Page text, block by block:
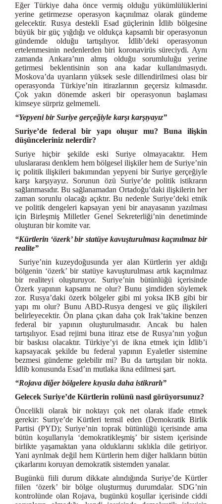
Eğer Türkiye daha önce vermiş olduğu yükümlülüklerini
yerine getirmezse operasyon kaçınılmaz olarak gündeme
gelecektir. Rusya destekli Esad güçlerinin İdlib bölgesine
büyük bir güç yığdığı ve oldukça kapsamlı bir operasyonun
gündemde olduğu tartışılıyor. İdlib’deki operasyonun
ertelenmesinin nedenlerden biri koronavirüs süreciydi. Aynı
zamanda Ankara’nın almış olduğu sorumluluğu yerine
getirmesi beklentisinin son ana kadar kullanılmasıydı.
Moskova’da uyarıların yüksek sesle dillendirilmesi olası bir
operasyonda Türkiye’nin itirazlarının geçersiz kılmasıdır.
Çok yakın dönemde askeri bir operasyonun başlaması
kimseye sürpriz gelmemeli.
“Yepyeni bir Suriye gerçeğiyle karşı karşıyayız”
Suriye’de federal bir yapı oluşur mu? Buna ilişkin
düşünceleriniz nelerdir?
Suriye hiçbir şekilde eski Suriye olmayacaktır. Hem
uluslararası denklem hem bölgesel ilişkiler hem de Suriye’nin
iç politik ilişkileri bakımından yepyeni bir Suriye gerçeğiyle
karşı karşıyayız. Sorunun özü Suriye’de politik istikrarın
sağlanmasıdır. Bu sağlanamadan Ortadoğu’daki ilişkilerin her
zaman sorunlu olacağı açıktır. Bu nedenle Suriye’deki etnik
ve politik dengeleri kapsayan yeni bir anayasanın yazılması
için Birleşmiş Milletler Genel Sekreterliği’nin denetiminde
oluşturan bir komite var.
“Kürtlerin ‘özerk’ bir statüye kavuşturulması kaçınılmaz bir
realite”
Suriye’nin kuzeydoğusunda yer alan Kürtlerin yer aldığı
bölgenin ‘özerk’ bir statüye kavuşturulması artık kaçınılmaz
bir realiteyi oluşturuyor. Suriye’nin bütünlüğü içerisinde
Özerk yapının kapsamı ne olur? Bunu şimdiden söylemek
zor. Rusya’daki özerk bölgeler gibi mi yoksa IKB gibi bir
yapı mı olur? Bunu ABD-Rusya dengesi ve güç ilişkileri
belirleyecektir. Ön plana çıkan daha çok Irak’takine benzen
federal bir yapının oluşturulmasıdır. Ancak bu halen
tartışılıyor. Esad rejimi buna itiraz etse de Rusya’nın yoğun
bir baskısı olacaktır. Türkiye’yi de ikna etmek için İdlib’i
kapsayacak şekilde bu federal yapının Eyaletler sistemine
bezmesi gündeme gelebilir mi? Bu da tartışılan bir nokta.
İdlib konusunda Esad’ın mutlaka ikna edilmesi şart.
“Rojava diğer bölgelere kıyasla daha istikrarlı”
Gelecek Suriye’de Kürtlerin rolünü nasıl görüyorsunuz?
Öncelikli olarak bir noktayı çok net olarak ifade etmek
gerekir: Suriye’de Kürtleri temsil eden (Demokratik Birlik
Partisi (PYD); Suriye’nin toprak bütünlüğü içerisinde ama
bütün koşullarıyla ‘demokratikleşmiş’ bir sistem içerisinde
birlikte yaşamaktan yana olduklarını sıklıkla dile getiriyor.
Yani ayrılmak değil hem Kürtlerin hem diğer halkların bütün
çıkarlarını koruyan demokratik sistemden yanalar.
Bugünkü fiili durum dikkate alındığında Suriye’de Kürtler
fiilen ‘özerk’ bir bölge oluşturmuş durumdalar. SDG’nin
kontrolünde olan Rojava, bugünkü koşullar içerisinde ciddi